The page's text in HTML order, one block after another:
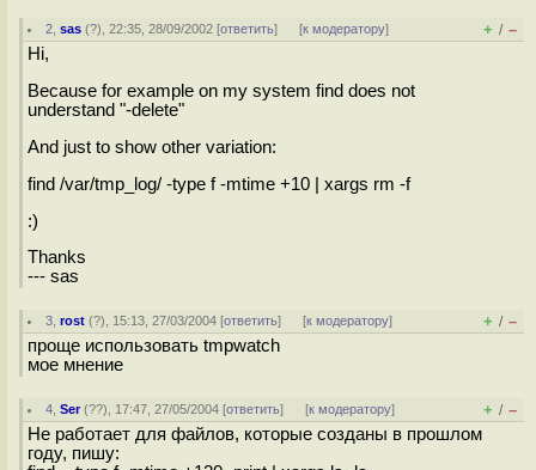
2 ,sas (?), 22:35, 28/09/2002 [ответить] [к модератору] + / –
Hi,
Because for example on my system find does not
understand "-delete"
And just to show other variation:
find /var/tmp_log/ -type f -mtime +10 | xargs rm -f
:)
Thanks
--- sas
3 ,rost (?), 15:13, 27/03/2004 [ответить] [к модератору] + / –
проще использовать tmpwatch
мое мнение
4 ,Ser(??), 17:47, 27/05/2004 [ответить] [к модератору] + / –
Не работает для файлов, которые созданы в прошлом
году, пишу: